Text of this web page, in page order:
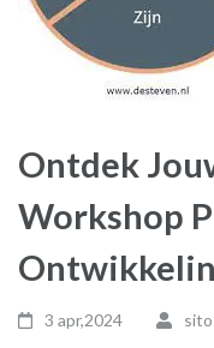
Ontdek
Workshop
3 apr,2024